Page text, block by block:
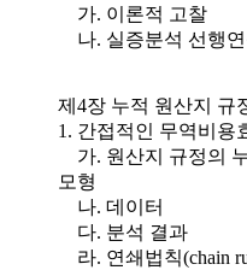
가. 이론적 고찰
나. 실증분석 선행
제4장 누적 원산지 규
1. 간접적인 무역비용
가. 원산지 규정의
모형
나. 데이터
다. 분석 결과
라. 연쇄법칙(chain